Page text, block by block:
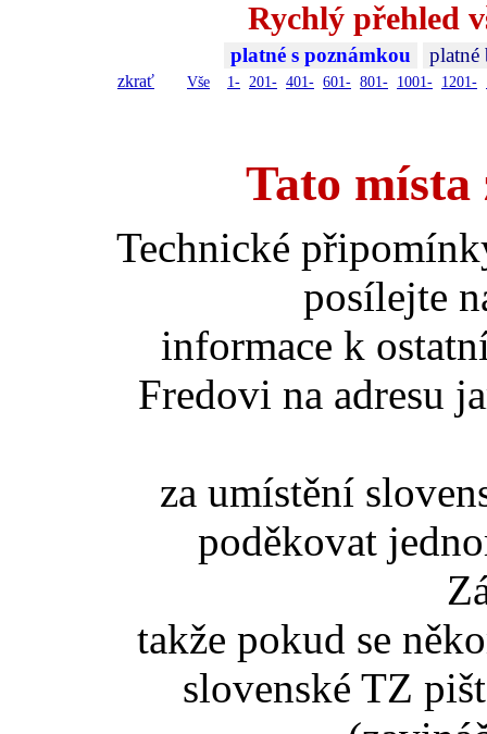
zkrať
Rychlý přehled
platné s poznámkou platné
Vše 1- 201- 401- 601- 801- 1001- 1201-
Tato
Technické
posílejte
informace k
Fredovi na adresu
za umístění
poděkovat
takže pokud se
slovenské TZ